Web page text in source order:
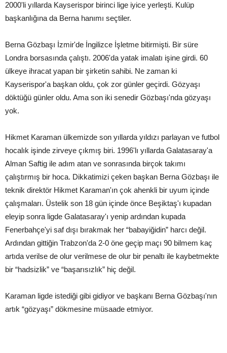
2000'li yıllarda Kayserispor birinci lige iyice yerleşti. Kulüp
başkanlığına da Berna hanımı seçtiler.
Berna Gözbaşı İzmir'de İngilizce İşletme bitirmişti. Bir süre
Londra borsasında çalıştı. 2006'da yatak imalatı işine girdi. 60
ülkeye ihracat yapan bir şirketin sahibi. Ne zaman ki
Kayserispor'a başkan oldu, çok zor günler geçirdi. Gözyaşı
döktüğü günler oldu. Ama son iki senedir Gözbaşı'nda gözyaşı
yok.
Hikmet Karaman ülkemizde son yıllarda yıldızı parlayan ve futbol
hocalık işinde zirveye çıkmış biri. 1996'lı yıllarda Galatasaray'a
Alman Saftig ile adım atan ve sonrasında birçok takımı
çalıştırmış bir hoca. Dikkatimizi çeken başkan Berna Gözbaşı ile
teknik direktör Hikmet Karaman'ın çok ahenkli bir uyum içinde
çalışmaları. Üstelik son 18 gün içinde önce Beşiktaş'ı kupadan
eleyip sonra ligde Galatasaray'ı yenip ardından kupada
Fenerbahçe'yi saf dışı bırakmak her “babayiğidin” harcı değil.
Ardından gittiğin Trabzon'da 2-0 öne geçip maçı 90 bilmem kaç
artıda verilse de olur verilmese de olur bir penaltı ile kaybetmekte
bir “hadsizlik” ve “başarısızlık” hiç değil.
Karaman ligde istediği gibi gidiyor ve başkanı Berna Gözbaşı'nın
artık “gözyaşı” dökmesine müsaade etmiyor.